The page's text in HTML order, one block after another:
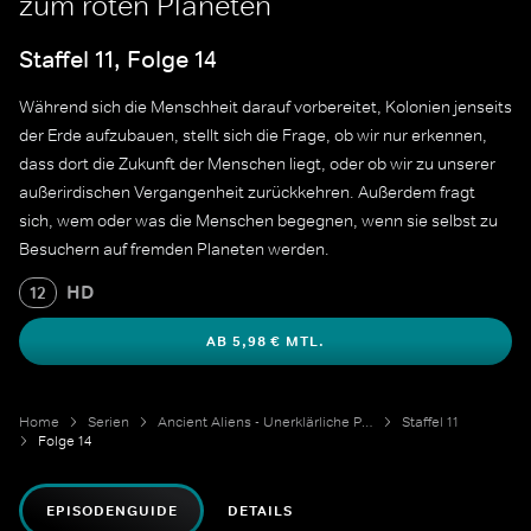
Staffel 11, Folge 14
Während sich die Menschheit darauf vorbereitet, Kolonien jenseits
der Erde aufzubauen, stellt sich die Frage, ob wir nur erkennen,
dass dort die Zukunft der Menschen liegt, oder ob wir zu unserer
außerirdischen Vergangenheit zurückkehren. Außerdem fragt
sich, wem oder was die Menschen begegnen, wenn sie selbst zu
Besuchern auf fremden Planeten werden.
12 HD
AB 5,98 € MTL.
Home Serien Ancient Aliens - Unerklärliche Phänomene
Staffel 11
Folge 14
EPISODENGUIDE DETAILS